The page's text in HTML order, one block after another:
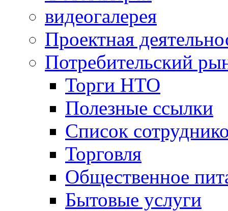
видеогалерея
Проектная
Потребительский
Торги НТО
Полезные ссылки
Список
Торговля
Общественное
Бытовые услуги